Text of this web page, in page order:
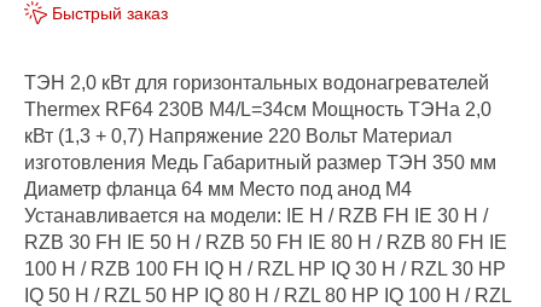
Быстрый заказ
ТЭН 2,0 кВт для горизонтальных водонагревателей
Thermex RF64 230В М4/L=34см Мощность ТЭНа 2,0
кВт (1,3 + 0,7) Напряжение 220 Вольт Материал
изготовления Медь Габаритный размер ТЭН 350 мм
Диаметр фланца 64 мм Место под анод М4
Устанавливается на модели: IE H / RZB FH IE 30 H /
RZB 30 FH IE 50 H / RZB 50 FH IE 80 H / RZB 80 FH IE
100 H / RZB 100 FH IQ H / RZL HP IQ 30 H / RZL 30 HP
IQ 50 H / RZL 50 HP IQ 80 H / RZL 80 HP IQ 100 H / RZL